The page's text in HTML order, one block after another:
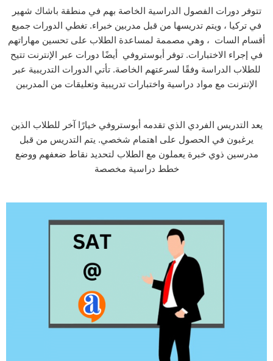
تتوفر دورات الفصول الدراسية الخاصة بهم في منطقة باشاك شهير
في تركيا ، ويتم تدريسها من قبل مدربين خبراء. تغطي الدورات جميع
أقسام السات ، وهي مصممة لمساعدة الطلاب على تحسين مهاراتهم
في إجراء الاختبارات. توفر أبوستروفي أيضًا دورات عبر الإنترنت تتيح
للطلاب الدراسة وفقًا لسرعتهم الخاصة. تأتي الدورات التدريبية عبر
الإنترنت مع مواد دراسية واختبارات تدريبية وتعليقات من المدربين
يعد التدريس الفردي الذي تقدمه أبوستروفي خيارًا آخر للطلاب الذين
يرغبون في الحصول على اهتمام شخصي. يتم التدريس من قبل
مدرسين ذوي خبرة يعملون مع الطلاب لتحديد نقاط ضعفهم ووضع
خطط دراسية مخصصة